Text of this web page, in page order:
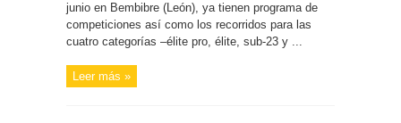
junio en Bembibre (León), ya tienen programa de
competiciones así como los recorridos para las
cuatro categorías –élite pro, élite, sub-23 y ...
Leer más »